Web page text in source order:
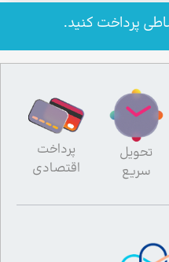
پرداخت کنید.
تحویل
سریع
پرداخت
اقتصادی